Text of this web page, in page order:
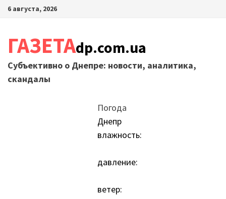
Перейти
6 августа, 2026
ГАЗЕТАdp.com.ua
Субъективно о Днепре: новости, аналитика,
скандалы
Погода
Днепр
влажность:
давление:
ветер: